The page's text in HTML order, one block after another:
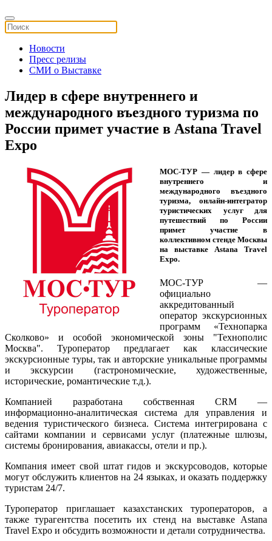
Новости
Пресс релизы
СМИ о Выставке
Лидер в сфере внутреннего и
международного въездного туризма по
России примет участие в Astana Travel
Expo
МОС-ТУР — лидер в сфере
внутреннего и
международного въездного
туризма, онлайн-интегратор
туристических услуг для
путешествий по России
примет участие в
коллективном стенде Москвы
на выставке Astana Travel
Expo.
МОС-ТУР —
официально
аккредитованный
оператор экскурсионных
программ «Технопарка
Сколково» и особой экономической зоны "Технополис
Москва". Туроператор предлагает как классические
экскурсионные туры, так и авторские уникальные программы
и экскурсии (гастрономические, художественные,
исторические, романтические т.д.).
Компанией разработана собственная CRM —
информационно-аналитическая система для управления и
ведения туристического бизнеса. Система интегрирована с
сайтами компании и сервисами услуг (платежные шлюзы,
системы бронирования, авиакассы, отели и пр.).
Компания имеет свой штат гидов и экскурсоводов, которые
могут обслужить клиентов на 24 языках, и оказать поддержку
туристам 24/7.
Туроператор приглашает казахстанских туроператоров, а
также турагентства посетить их стенд на выставке Astana
Travel Expo и обсудить возможности и детали сотрудничества.